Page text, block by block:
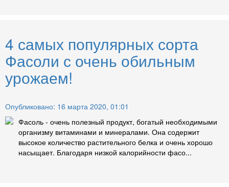
4 самых популярных сорта
Фасоли с очень обильным
урожаем!
Опубликовано: 16 марта 2020, 01:01
Фасоль - очень полезный продукт, богатый необходимыми
организму витаминами и минералами. Она содержит
высокое количество растительного белка и очень хорошо
насыщает. Благодаря низкой калорийности фасо...